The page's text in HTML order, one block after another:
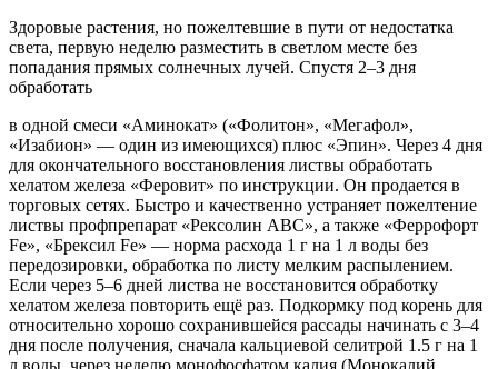
Здоровые растения, но пожелтевшие в пути от недостатка
света, первую неделю разместить в светлом месте без
попадания прямых солнечных лучей. Спустя 2–3 дня
обработать
в одной смеси «Аминокат» («Фолитон», «Мегафол»,
«Изабион» — один из имеющихся) плюс «Эпин». Через 4 дня
для окончательного восстановления листвы обработать
хелатом железа «Феровит» по инструкции. Он продается в
торговых сетях. Быстро и качественно устраняет пожелтение
листвы профпрепарат «Рексолин АВС», а также «Феррофорт
Fe», «Брексил Fе» — норма расхода 1 г на 1 л воды без
передозировки, обработка по листу мелким распылением.
Если через 5–6 дней листва не восстановится обработку
хелатом железа повторить ещё раз. Подкормку под корень для
относительно хорошо сохранившейся рассады начинать с 3–4
дня после получения, сначала кальциевой селитрой 1.5 г на 1
л воды, через неделю монофосфатом калия (Монокалий